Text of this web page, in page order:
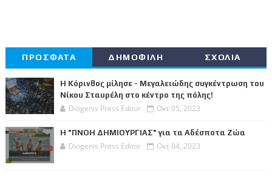
ΠΡΟΣΦΑΤΑ ΔΗΜΟΦΙΛΗ ΣΧΟΛΙΑ
Η Κόρινθος μίλησε - Μεγαλειώδης συγκέντρωση του
Νίκου Σταυρέλη στο κέντρο της πόλης!
Diogenis Press Editor Οκτ 05, 2023
Η "ΠΝΟΗ ΔΗΜΙΟΥΡΓΙΑΣ" για τα Αδέσποτα Ζώα
Diogenis Press Editor Οκτ 04, 2023